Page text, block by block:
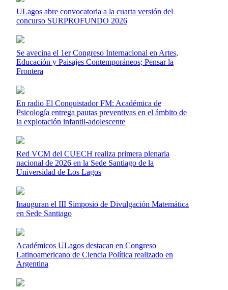
ULagos abre convocatoria a la cuarta versión del
concurso SURPROFUNDO 2026
Se avecina el 1er Congreso Internacional en Artes,
Educación y Paisajes Contemporáneos; Pensar la
Frontera
En radio El Conquistador FM: Académica de
Psicología entrega pautas preventivas en el ámbito de
la explotación infantil-adolescente
Red VCM del CUECH realiza primera plenaria
nacional de 2026 en la Sede Santiago de la
Universidad de Los Lagos
Inauguran el III Simposio de Divulgación Matemática
en Sede Santiago
Académicos ULagos destacan en Congreso
Latinoamericano de Ciencia Política realizado en
Argentina